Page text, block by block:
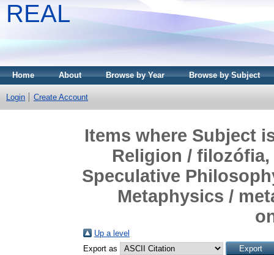
REAL
Home About Browse by Year Browse by Subject
Login Create Account
Items where Subject
Religion /
Speculative
Metaphysics /
Up a level
Export as